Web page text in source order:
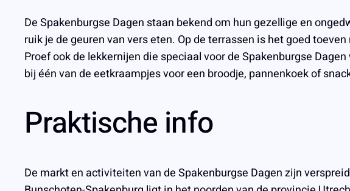
De Spakenburgse Dagen staan bekend om hun gezellige en
ruik je de geuren van vers eten. Op de terrassen is het goed
Proef ook de lekkernijen die speciaal voor de Spakenburgse
bij één van de eetkraampjes voor een broodje, pannenkoek of
Praktische info
De markt en activiteiten van de Spakenburgse Dagen zijn